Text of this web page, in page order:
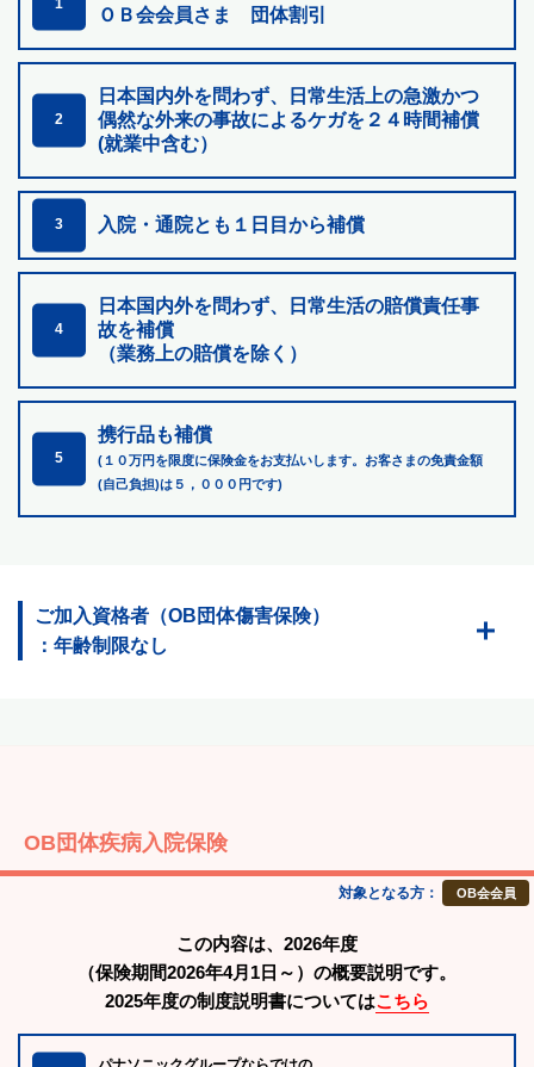
ＯＢ会会員さま 団体割引
2
日本国内外を問わず、日常生活上の急激かつ
偶然な外来の事故によるケガを２４時間補償
(就業中含む）
3 入院・通院とも１日目から補償
4
日本国内外を問わず、日常生活の賠償責任事
故を補償
（業務上の賠償を除く）
5
携行品も補償
(１０万円を限度に保険金をお支払いします。お客さまの免責金額
(自己負担)は５，０００円です)
ご加入資格者（OB団体傷害保険）
：年齢制限なし
OB団体疾病入院保険
対象となる方： OB会会員
この内容は、2026年度
（保険期間2026年4月1日～）の概要説明です。
2025年度の制度説明書についてはこちら